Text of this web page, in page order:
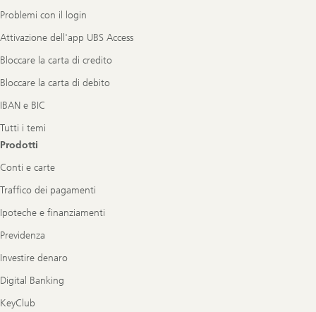
Problemi con il login
Attivazione dell'app UBS Access
Bloccare la carta di credito
Bloccare la carta di debito
IBAN e BIC
Tutti i temi
Prodotti
Conti e carte
Traffico dei pagamenti
Ipoteche e finanziamenti
Previdenza
Investire denaro
Digital Banking
KeyClub